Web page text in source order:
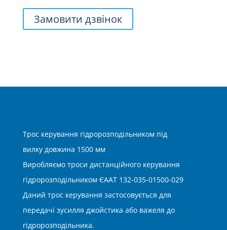
Замовити дзвінок
Трос керування гідророзподільником під
вилку довжина 1500 мм
Виробляємо троси дистанційного керування
гідророзподільником ЄААТ 132-035-01500-029
Даний трос керування застосовується для
передачі зусилля джойстика або важеля до
гідророзподільника.